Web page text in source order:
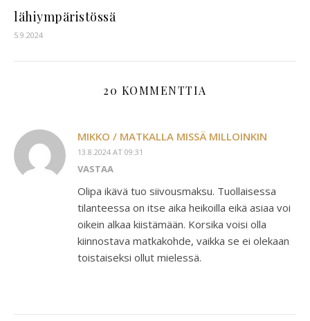
lähiympäristössä
5.9.2024
20 KOMMENTTIA
MIKKO / MATKALLA MISSÄ MILLOINKIN
13.8.2024 AT 09:31
VASTAA
Olipa ikävä tuo siivousmaksu. Tuollaisessa
tilanteessa on itse aika heikoilla eikä asiaa voi
oikein alkaa kiistämään. Korsika voisi olla
kiinnostava matkakohde, vaikka se ei olekaan
toistaiseksi ollut mielessä.